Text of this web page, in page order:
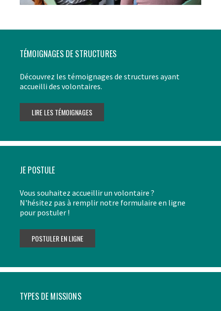
TÉMOIGNAGES DE STRUCTURES
Découvrez les témoignages de structures ayant
accueilli des volontaires.
JE POSTULE
Vous souhaitez accueillir un volontaire ?
N'hésitez pas à remplir notre formulaire en ligne
pour postuler !
TYPES DE MISSIONS